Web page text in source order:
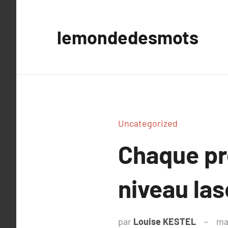
lemondedesmots
Uncategorized
Chaque
niveau
par Louise KESTEL